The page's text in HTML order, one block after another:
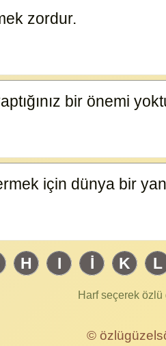
zordur.
bir önemi
için dünya bir
H I İ K L
Harf seçerek
©